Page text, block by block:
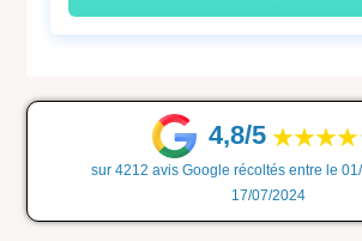
4,8/5
sur 4212 avis Google récoltés entre le
17/07/2024